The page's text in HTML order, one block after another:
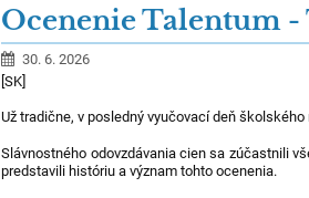
Magas-
a
KOŽaZ
programon:
Ocenenie Talentum
30. 6. 2026
[SK]
Už tradične, v posledný vyučovací deň
Slávnostného odovzdávania cien sa zúčastnili
predstavili históriu a význam tohto ocenenia.